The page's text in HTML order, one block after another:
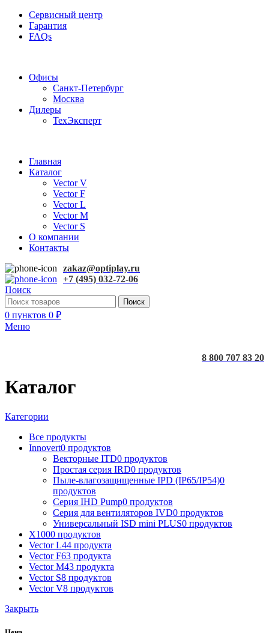
Сервисный центр
Гарантия
FAQs
Офисы
Санкт-Петербург
Москва
Дилеры
ТехЭксперт
Главная
Каталог
Vector V
Vector F
Vector L
Vector M
Vector S
О компании
Контакты
zakaz@optiplay.ru
+7 (495) 032-72-06
Поиск
Поиск
0 пунктов 0 ₽
Меню
8 800 707 83 20
Каталог
Категории
Все продукты
Innovert0 продуктов
Векторные ITD0 продуктов
Простая серия IRD0 продуктов
Пыле-влагозащищенные IPD (IP65/IP54)0
продуктов
Серия IHD Pump0 продуктов
Серия для вентиляторов IVD0 продуктов
Универсальный ISD mini PLUS0 продуктов
X1000 продуктов
Vector L44 продукта
Vector F63 продукта
Vector M43 продукта
Vector S8 продуктов
Vector V8 продуктов
Закрыть